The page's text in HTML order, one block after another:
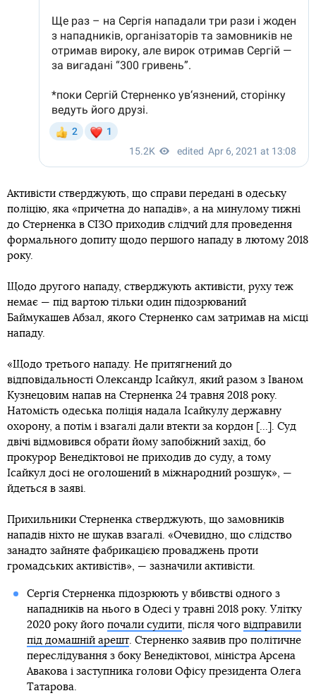
Активісти стверджують, що справи передані в одеську
поліцію, яка «причетна до нападів», а на минулому тижні
до Стерненка в СІЗО приходив слідчий для проведення
формального допиту щодо першого нападу в лютому 2018
року.
Щодо другого нападу, стверджують активісти, руху теж
немає — під вартою тільки один підозрюваний
Баймукашев Абзал, якого Стерненко сам затримав на місці
нападу.
«Щодо третього нападу. Не притягнений до
відповідальності Олександр Ісайкул, який разом з Іваном
Кузнецовим напав на Стерненка 24 травня 2018 року.
Натомість одеська поліція надала Ісайкулу державну
охорону, а потім і взагалі дали втекти за кордон [...]. Суд
двічі відмовився обрати йому запобіжний захід, бо
прокурор Венедіктової не приходив до суду, а тому
Ісайкул досі не оголошений в міжнародний розшук», —
йдеться в заяві.
Прихильники Стерненка стверджують, що замовників
нападів ніхто не шукав взагалі. «Очевидно, що слідство
занадто зайняте фабрикацією проваджень проти
громадських активістів», — зазначили активісти.
Сергія Стерненка підозрюють у вбивстві одного з
нападників на нього в Одесі у травні 2018 року. Улітку
2020 року його почали судити, після чого відправили
під домашній арешт. Стерненко заявив про політичне
переслідування з боку Венедіктової, міністра Арсена
Авакова і заступника голови Офісу президента Олега
Татарова.